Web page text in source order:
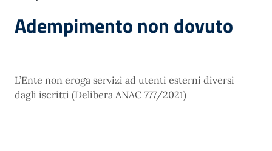
Adempimento non dovuto
L’Ente non eroga servizi ad utenti esterni diversi
dagli iscritti (Delibera ANAC 777/2021)